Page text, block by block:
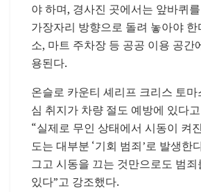
야 하며, 경사진 곳에서는 앞바퀴
가장자리 방향으로 돌려 놓아야 한
소, 마트 주차장 등 공공 이용 공간
용된다.
온슬로 카운티 셰리프 크리스 토마
심 취지가 차량 절도 예방에 있다
“실제로 무인 상태에서 시동이 켜
도는 대부분 ‘기회 범죄’로 발생한
그고 시동을 끄는 것만으로도 범
있다”고 강조했다.